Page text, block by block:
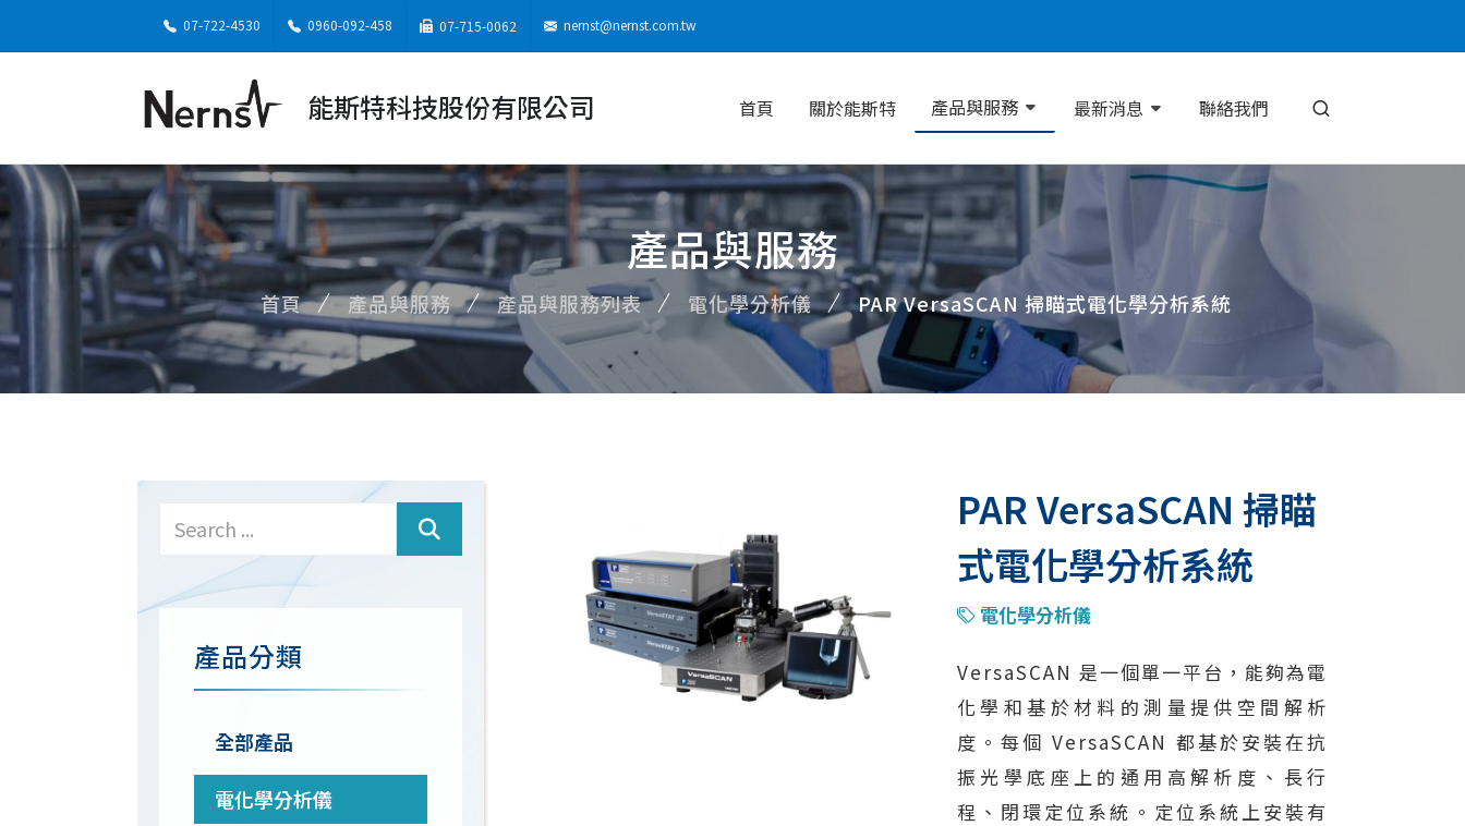
07-722-4530 0960-092-458 07-715-0062 nernst@nernst.com.tw
能斯特科技股份有限公司 首頁 關於能斯特 產品與服務 最新消息 聯絡我們
產品與服務
首頁 產品與服務 產品與服務列表 電化學分析儀 PAR VersaSCAN 掃瞄式電化學分析系統
產品分類
全部產品
電化學分析儀
PAR VersaSCAN 掃瞄
式電化學分析系統
電化學分析儀
VersaSCAN 是一個單一平台，能夠為電
化學和基於材料的測量提供空間解析
度。每個 VersaSCAN 都基於安裝在抗
振光學底座上的通用高解析度、長行
程、閉環定位系統。定位系統上安裝有